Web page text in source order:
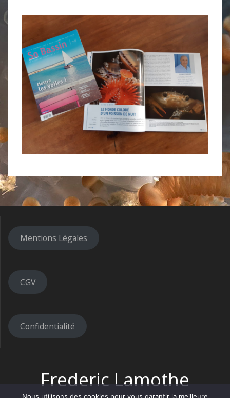
Mentions Légales
CGV
Confidentialité
Frederic Lamothe